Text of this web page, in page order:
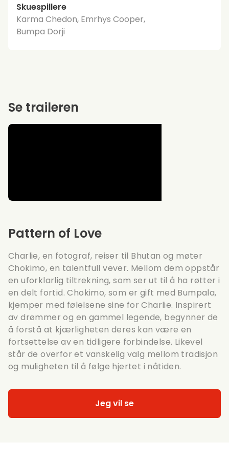
Skuespillere
Karma Chedon, Emrhys Cooper,
Bumpa Dorji
Pattern of Love
Charlie, en fotograf, reiser til Bhutan og møter
Chokimo, en talentfull vever. Mellom dem oppstår
en uforklarlig tiltrekning, som ser ut til å ha røtter i
en delt fortid. Chokimo, som er gift med Bumpala,
kjemper med følelsene sine for Charlie. Inspirert
av drømmer og en gammel legende, begynner de
å forstå at kjærligheten deres kan være en
fortsettelse av en tidligere forbindelse. Likevel
står de overfor et vanskelig valg mellom tradisjon
og muligheten til å følge hjertet i nåtiden.
Jeg vil se
Se traileren